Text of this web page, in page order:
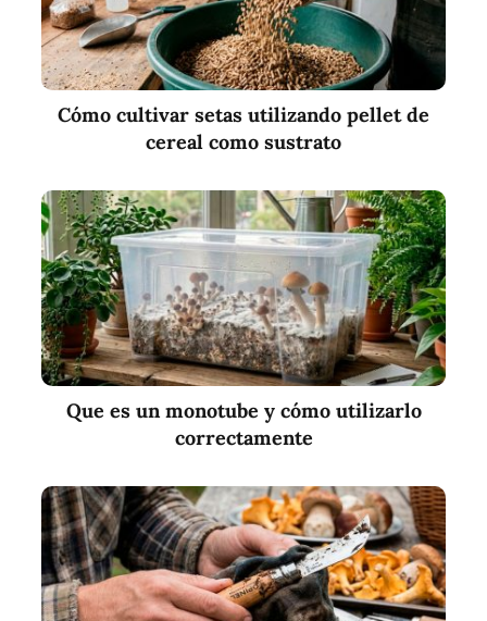
Cómo cultivar setas utilizando pellet de
cereal como sustrato
Que es un monotube y cómo utilizarlo
correctamente